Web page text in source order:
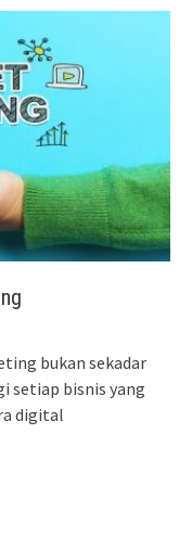
bukan sekadar
setiap bisnis yang
digital